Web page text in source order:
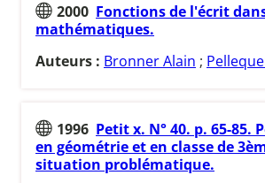
2000 Fonctions de l'écrit
mathématiques.
Auteurs : Bronner Alain ;
1996 Petit x. N° 40. p. 65-85.
en géométrie et en classe de
situation problématique.